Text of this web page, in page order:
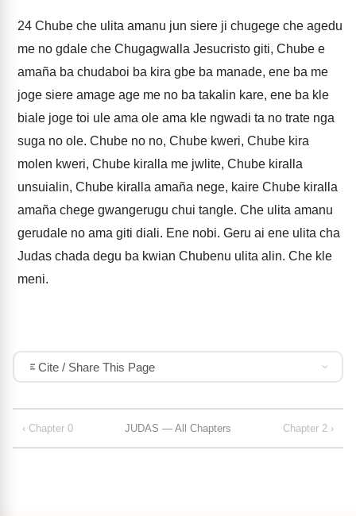
24 Chube che ulita amanu jun siere ji chugege che agedu
me no gdale che Chugagwalla Jesucristo giti, Chube e
amaña ba chudaboi ba kira gbe ba manade, ene ba me
joge siere amage age me no ba takalin kare, ene ba kle
biale joge toi ule ama ole ama kle ngwadi ta no trate nga
suga no ole. Chube no no, Chube kweri, Chube kira
molen kweri, Chube kiralla me jwlite, Chube kiralla
unsuialin, Chube kiralla amaña nege, kaire Chube kiralla
amaña chege gwangerugu chui tangle. Che ulita amanu
gerudale no ama giti diali. Ene nobi. Geru ai ene ulita cha
Judas chada degu ba kwian Chubenu ulita alin. Che kle
meni.
Cite / Share This Page
‹ Chapter 0 JUDAS — All Chapters Chapter 2 ›